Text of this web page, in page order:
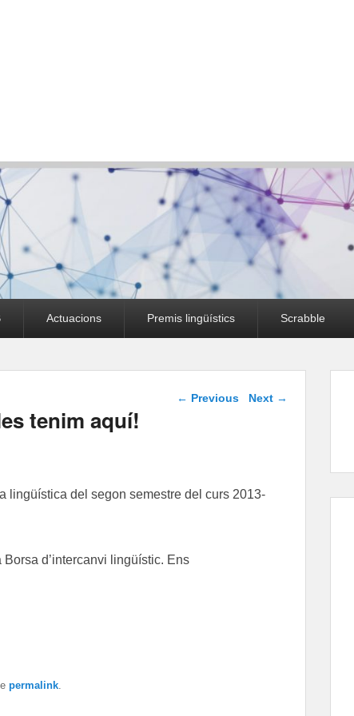
Actuacions Premis lingüístics Scrabble
Post navigation
← Previous Next →
tenim aquí!
lingüística del segon semestre del curs 2013-
d’intercanvi lingüístic. Ens
permalink.